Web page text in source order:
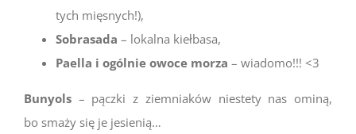
tych mięsnych!),
Sobrasada – lokalna kiełbasa,
Paella i ogólnie owoce morza – wiadomo!!! <3
Bunyols – pączki z ziemniaków niestety nas ominą,
bo smaży się je jesienią…